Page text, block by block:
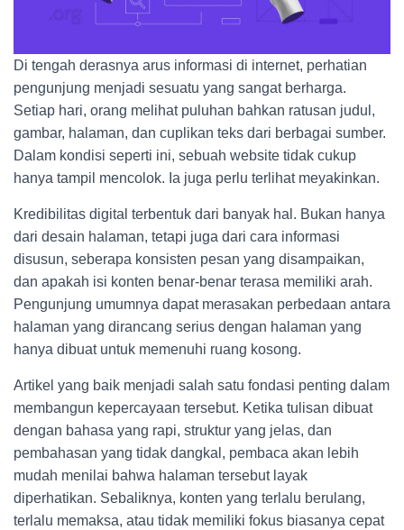
Di tengah derasnya arus informasi di internet, perhatian
pengunjung menjadi sesuatu yang sangat berharga.
Setiap hari, orang melihat puluhan bahkan ratusan judul,
gambar, halaman, dan cuplikan teks dari berbagai sumber.
Dalam kondisi seperti ini, sebuah website tidak cukup
hanya tampil mencolok. Ia juga perlu terlihat meyakinkan.
Kredibilitas digital terbentuk dari banyak hal. Bukan hanya
dari desain halaman, tetapi juga dari cara informasi
disusun, seberapa konsisten pesan yang disampaikan,
dan apakah isi konten benar-benar terasa memiliki arah.
Pengunjung umumnya dapat merasakan perbedaan antara
halaman yang dirancang serius dengan halaman yang
hanya dibuat untuk memenuhi ruang kosong.
Artikel yang baik menjadi salah satu fondasi penting dalam
membangun kepercayaan tersebut. Ketika tulisan dibuat
dengan bahasa yang rapi, struktur yang jelas, dan
pembahasan yang tidak dangkal, pembaca akan lebih
mudah menilai bahwa halaman tersebut layak
diperhatikan. Sebaliknya, konten yang terlalu berulang,
terlalu memaksa, atau tidak memiliki fokus biasanya cepat